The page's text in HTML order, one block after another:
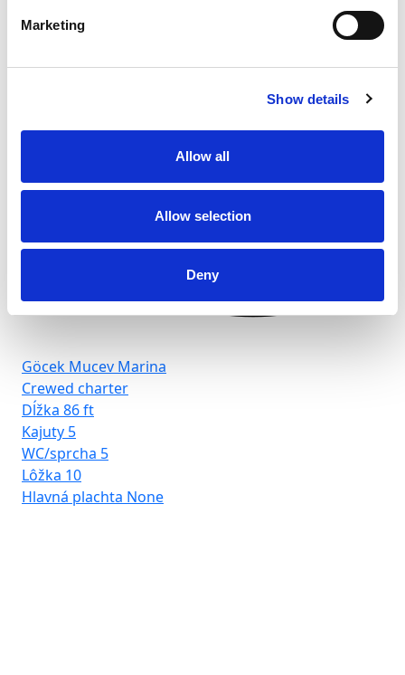
Marketing
Show details
Allow all
Allow selection
Deny
Göcek Mucev Marina
Crewed charter
Dĺžka 86 ft
Kajuty 5
WC/sprcha 5
Lôžka 10
Hlavná plachta None